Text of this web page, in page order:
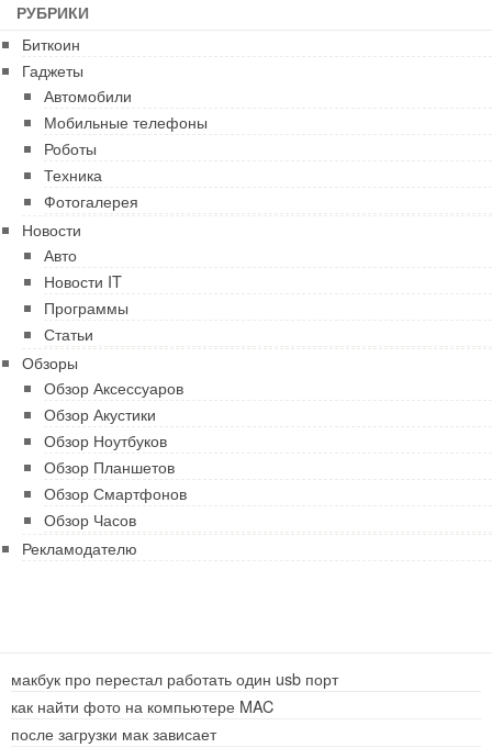
РУБРИКИ
Биткоин
Гаджеты
Автомобили
Мобильные телефоны
Роботы
Техника
Фотогалерея
Новости
Авто
Новости IT
Программы
Статьи
Обзоры
Обзор Аксессуаров
Обзор Акустики
Обзор Ноутбуков
Обзор Планшетов
Обзор Смартфонов
Обзор Часов
Рекламодателю
макбук про перестал работать один usb порт
как найти фото на компьютере MAC
после загрузки мак зависает